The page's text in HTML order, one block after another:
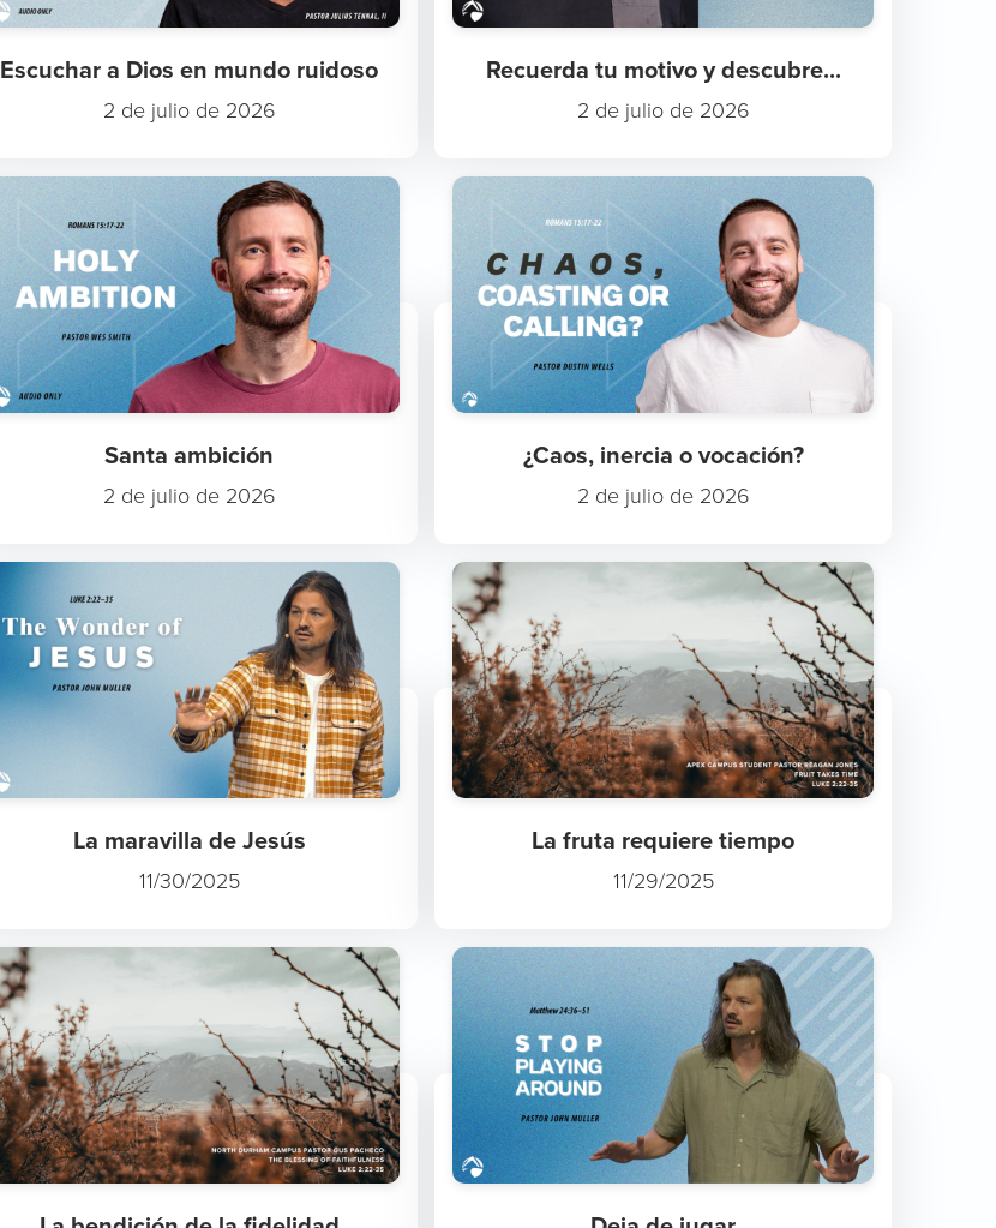
Escuchar a Dios en mundo ruidoso
2 de julio de 2026
Recuerda tu motivo y descubre...
2 de julio de 2026
Santa ambición
2 de julio de 2026
¿Caos, inercia o vocación?
2 de julio de 2026
La maravilla de Jesús
11/30/2025
La fruta requiere tiempo
11/29/2025